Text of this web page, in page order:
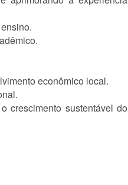
econômico local.
crescimento sustentável do